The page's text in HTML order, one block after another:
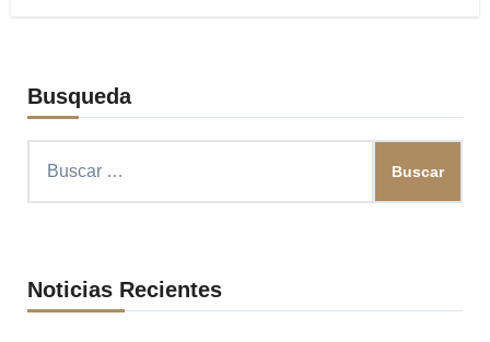
Busqueda
Noticias Recientes